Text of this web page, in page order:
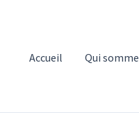
Accueil Qui